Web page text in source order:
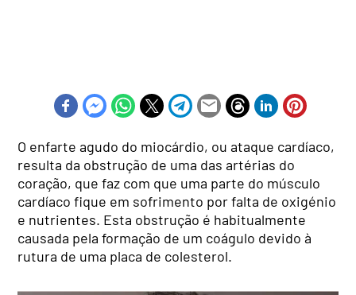
O enfarte agudo do miocárdio, ou ataque cardíaco,
resulta da obstrução de uma das artérias do
coração, que faz com que uma parte do músculo
cardíaco fique em sofrimento por falta de oxigénio
e nutrientes. Esta obstrução é habitualmente
causada pela formação de um coágulo devido à
rutura de uma placa de colesterol.